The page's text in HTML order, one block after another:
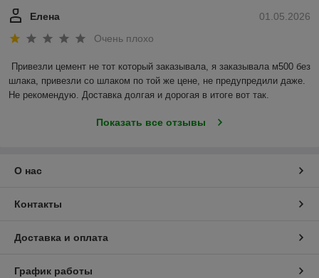
01.05.2026
Елена
Очень плохо
Привезли цемент не тот который заказывала, я заказывала м500 без
шлака, привезли со шлаком по той же цене, не предупредили даже.
Не рекомендую. Доставка долгая и дорогая в итоге вот так.
Показать все отзывы
О нас
Контакты
Доставка и оплата
График работы